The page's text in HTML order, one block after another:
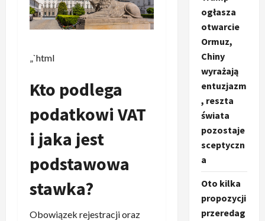
„`html
Kto podlega
podatkowi VAT
i jaka jest
podstawowa
stawka?
Obowiązek rejestracji oraz
ogłasza
otwarcie
Ormuz,
Chiny
wyrażają
entuzjazm
, reszta
świata
pozostaje
sceptyczn
a
Oto kilka
propozycji
przeredag